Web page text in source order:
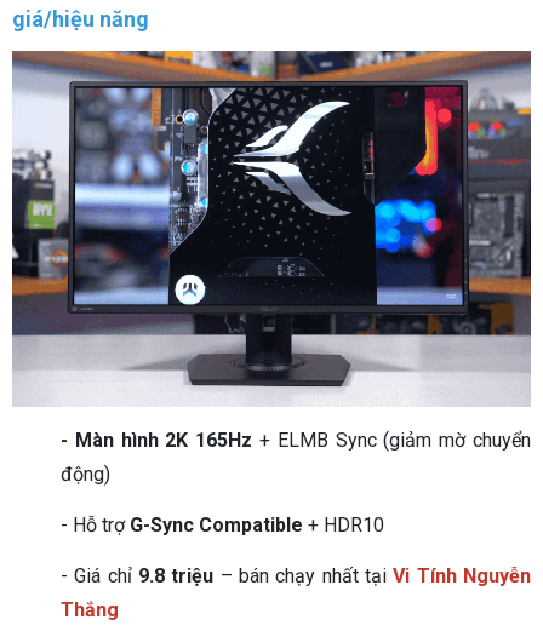
giá/hiệu năng
- Màn hình 2K 165Hz + ELMB Sync (giảm mờ chuyển
động)
- Hỗ trợ G-Sync Compatible + HDR10
- Giá chỉ 9.8 triệu – bán chạy nhất tạiVi Tính Nguyễn
Thắng